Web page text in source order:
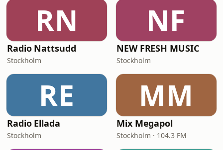
RN
Radio Nattsudd
Stockholm
NF
NEW FRESH MUSIC
Stockholm
RE
Radio Ellada
Stockholm
MM
Mix Megapol
Stockholm · 104.3 FM